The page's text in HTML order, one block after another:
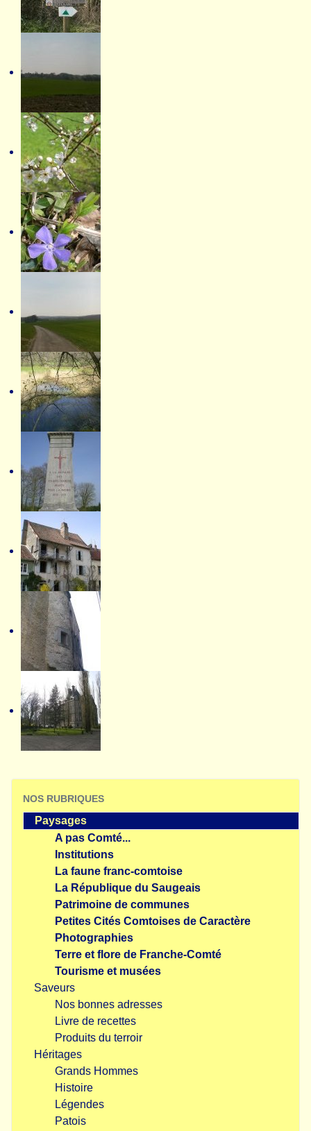
NOS RUBRIQUES
Paysages
A pas Comté...
Institutions
La faune franc-comtoise
La République du Saugeais
Patrimoine de communes
Petites Cités Comtoises de Caractère
Photographies
Terre et flore de Franche-Comté
Tourisme et musées
Saveurs
Nos bonnes adresses
Livre de recettes
Produits du terroir
Héritages
Grands Hommes
Histoire
Légendes
Patois